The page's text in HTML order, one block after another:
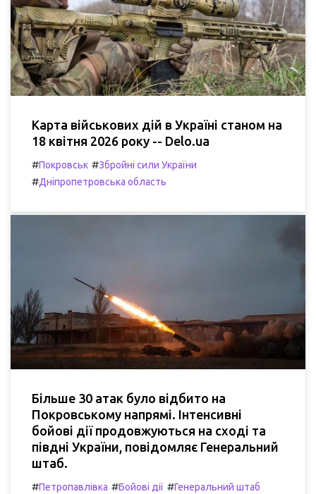
Карта військових дій в Україні станом на
18 квітня 2026 року -- Delo.ua
#Покровськ #Збройні сили України
#Дніпропетровська область
Більше 30 атак було відбито на
Покровському напрямі. Інтенсивні
бойові дії продовжуються на сході та
півдні України, повідомляє Генеральний
штаб.
#Петропавлівка #Бойові дії #Генеральний штаб